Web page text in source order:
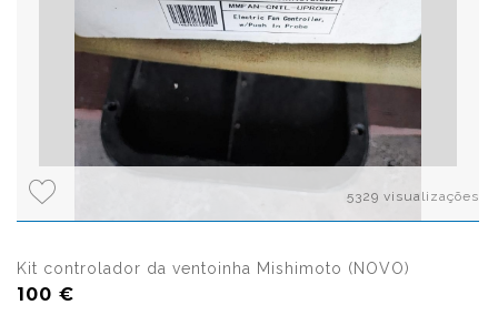
5329 visualizações
Kit controlador da ventoinha Mishimoto (NOVO)
100 €